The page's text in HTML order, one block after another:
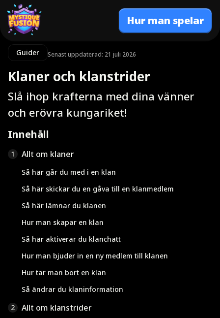
Hur man spelar
Guider Senast uppdaterad: 21 juli 2026
Klaner och klanstrider
Slå ihop krafterna med dina vänner
och erövra kungariket!
Innehåll
1 Allt om klaner
Så här går du med i en klan
Så här skickar du en gåva till en klanmedlem
Så här lämnar du klanen
Hur man skapar en klan
Så här aktiverar du klanchatt
Hur man bjuder in en ny medlem till klanen
Hur tar man bort en klan
Så ändrar du klaninformation
2
Allt om klanstrider